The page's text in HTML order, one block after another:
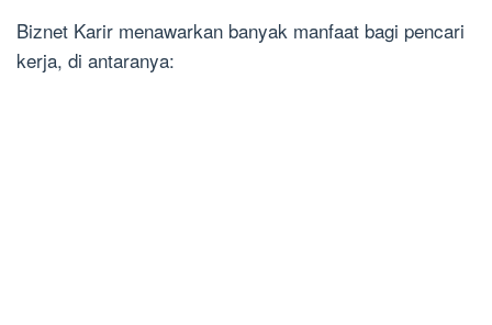
Biznet Karir menawarkan banyak manfaat bagi pencari
kerja, di antaranya: